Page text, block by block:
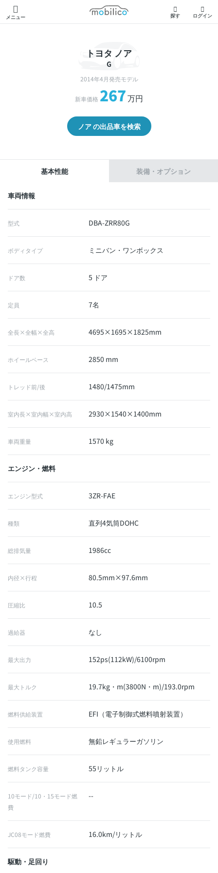
メニュー
モビリコ
探す ログイン
トヨタ ノア
G
2014年4月発売モデル
新車価格 267万円
ノア の出品車を検索
基本性能 装備・オプション
車両情報
型式 DBA-ZRR80G
ボディタイプ ミニバン・ワンボックス
ドア数 5 ドア
定員 7名
全長×全幅×全高 4695×1695×1825mm
ホイールベース 2850 mm
トレッド前/後 1480/1475mm
室内長×室内幅×室内高 2930×1540×1400mm
車両重量 1570 kg
エンジン・燃料
エンジン型式 3ZR-FAE
種類 直列4気筒DOHC
総排気量 1986cc
内径×行程 80.5mm×97.6mm
圧縮比 10.5
過給器 なし
最大出力 152ps(112kW)/6100rpm
最大トルク 19.7kg・m(3800N・m)/193.0rpm
燃料供給装置 EFI（電子制御式燃料噴射装置）
使用燃料 無鉛レギュラーガソリン
燃料タンク容量 55リットル
10モード/10・15モード燃
費
--
JC08モード燃費 16.0km/リットル
駆動・足回り